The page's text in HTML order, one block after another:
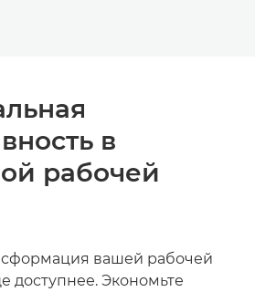
в
рабочей
вашей рабочей
доступнее. Экономьте